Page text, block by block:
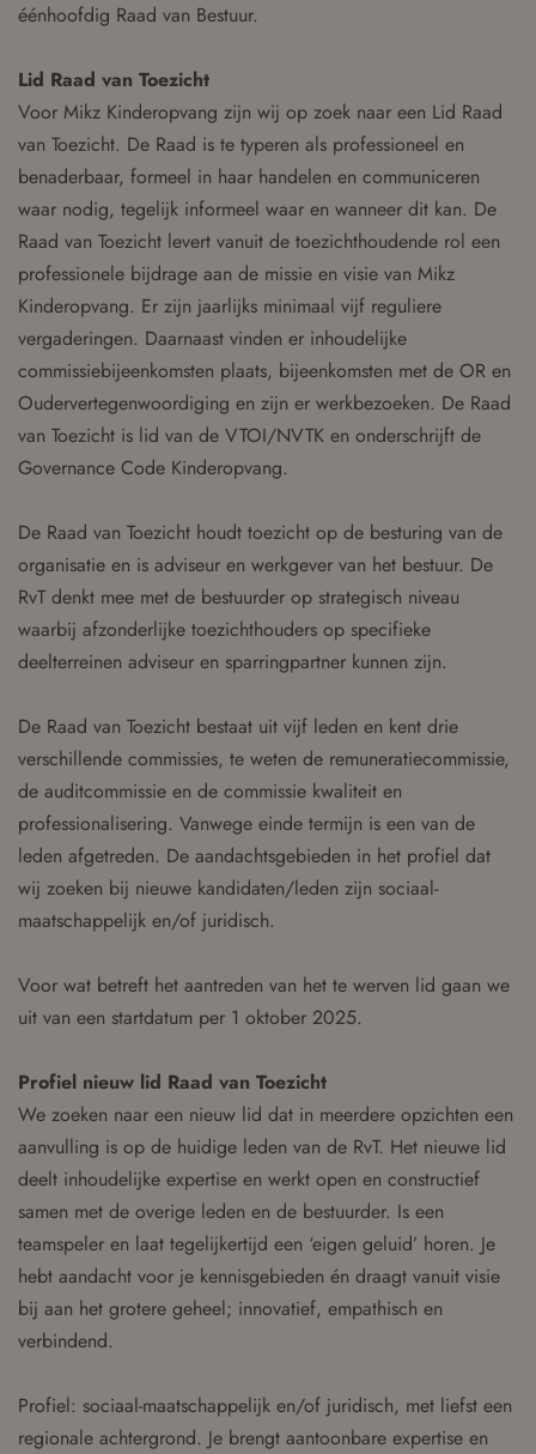
éénhoofdig Raad van Bestuur.
Lid Raad van Toezicht
Voor Mikz Kinderopvang zijn wij op zoek naar een Lid Raad
van Toezicht. De Raad is te typeren als professioneel en
benaderbaar, formeel in haar handelen en communiceren
waar nodig, tegelijk informeel waar en wanneer dit kan. De
Raad van Toezicht levert vanuit de toezichthoudende rol een
professionele bijdrage aan de missie en visie van Mikz
Kinderopvang. Er zijn jaarlijks minimaal vijf reguliere
vergaderingen. Daarnaast vinden er inhoudelijke
commissiebijeenkomsten plaats, bijeenkomsten met de OR en
Oudervertegenwoordiging en zijn er werkbezoeken. De Raad
van Toezicht is lid van de VTOI/NVTK en onderschrijft de
Governance Code Kinderopvang.
De Raad van Toezicht houdt toezicht op de besturing van de
organisatie en is adviseur en werkgever van het bestuur. De
RvT denkt mee met de bestuurder op strategisch niveau
waarbij afzonderlijke toezichthouders op specifieke
deelterreinen adviseur en sparringpartner kunnen zijn.
De Raad van Toezicht bestaat uit vijf leden en kent drie
verschillende commissies, te weten de remuneratiecommissie,
de auditcommissie en de commissie kwaliteit en
professionalisering. Vanwege einde termijn is een van de
leden afgetreden. De aandachtsgebieden in het profiel dat
wij zoeken bij nieuwe kandidaten/leden zijn sociaal-
maatschappelijk en/of juridisch.
Voor wat betreft het aantreden van het te werven lid gaan we
uit van een startdatum per 1 oktober 2025.
Profiel nieuw lid Raad van Toezicht
We zoeken naar een nieuw lid dat in meerdere opzichten een
aanvulling is op de huidige leden van de RvT. Het nieuwe lid
deelt inhoudelijke expertise en werkt open en constructief
samen met de overige leden en de bestuurder. Is een
teamspeler en laat tegelijkertijd een ‘eigen geluid’ horen. Je
hebt aandacht voor je kennisgebieden én draagt vanuit visie
bij aan het grotere geheel; innovatief, empathisch en
verbindend.
Profiel: sociaal-maatschappelijk en/of juridisch, met liefst een
regionale achtergrond. Je brengt aantoonbare expertise en